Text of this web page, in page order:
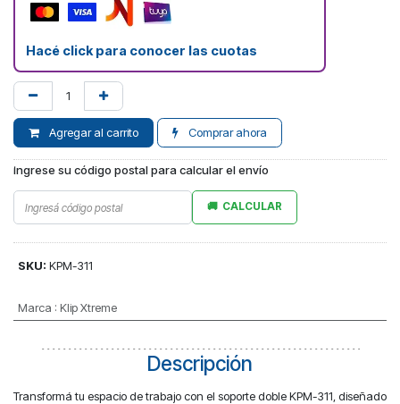
Hacé click para conocer las cuotas
Agregar al carrito Comprar ahora
Ingrese su código postal para calcular el envío
CALCULAR
SKU: KPM-311
Marca : Klip Xtreme
Descripción
Transformá tu espacio de trabajo con el soporte doble KPM-311, diseñado